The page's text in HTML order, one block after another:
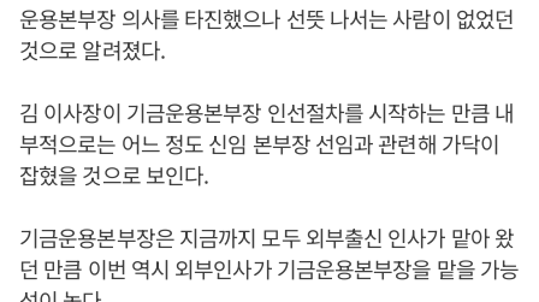
운용본부장 의사를 타진했으나 선뜻 나서는 사람이 없었던
것으로 알려졌다.
김 이사장이 기금운용본부장 인선절차를 시작하는 만큼 내
부적으로는 어느 정도 신임 본부장 선임과 관련해 가닥이
잡혔을 것으로 보인다.
기금운용본부장은 지금까지 모두 외부출신 인사가 맡아 왔
던 만큼 이번 역시 외부인사가 기금운용본부장을 맡을 가능